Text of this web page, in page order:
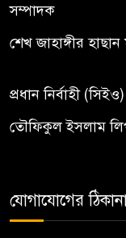
সম্পাদক
শেখ জাহাঙ্গীর
প্রধান নির্বাহী (সিইও)
তৌফিকুল ইসলাম
যোগাযোগের